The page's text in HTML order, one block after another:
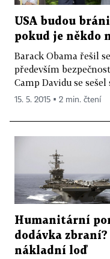
USA budou
pokud je někdo
Barack Obama řešil
především
Camp Davidu se
15. 5. 2015 ▪ 2 min. čtení
Humanitární
dodávka
nákladní loď